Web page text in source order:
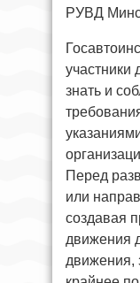
РУВД
знать и
Перед
или
создавая
движения
движения,